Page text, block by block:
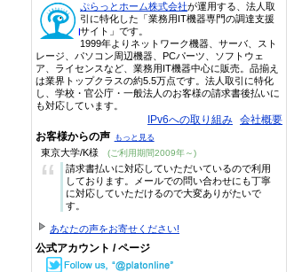
ぷらっとホーム株式会社が運用する、法人取
引に特化した「業務用IT機器専門の調達支援
サイト」です。
1999年よりネットワーク機器、サーバ、スト
レージ、パソコン周辺機器、PCパーツ、ソフトウェ
ア、ライセンスなど、業務用IT機器中心に販売。品揃え
は業界トップクラスの約5.5万点です。法人取引に特化
し、学校・官公庁・一般法人のお客様の請求書後払いに
も対応しています。
IPv6への取り組み 会社概要
お客様からの声 もっと見る
東京大学/K様 (ご利用期間2009年～)
“
請求書払いに対応していただいているので利用
しております。メールでの問い合わせにも丁寧
に対応していただけるので大変ありがたいで
す。
あなたの声をお寄せください!
公式アカウント / ページ